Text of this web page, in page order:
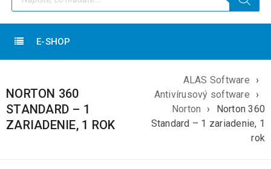
E-SHOP
NORTON 360
STANDARD – 1
ZARIADENIE, 1 ROK
ALAS Software
›
Antivírusový software
›
Norton
›
Norton 360
Standard – 1 zariadenie, 1
rok